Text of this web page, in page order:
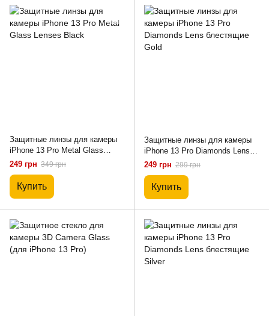
Защитные линзы для камеры
iPhone 13 Pro Metal Glass
Lenses Black
249 грн 349 грн
Купить
Защитные линзы для камеры
iPhone 13 Pro Diamonds Lens
блестящие Gold
249 грн 299 грн
Купить